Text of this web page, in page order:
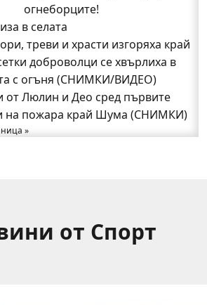
доброволци се хвърлиха в
с огъня (СНИМКИ/ВИДЕО)
в селата
прекъсвания на тока утре в части
от община Годеч
Яна и Станимир да изберат Годеч
в чужбина? (ВИДЕО)
поколения под старата круша
огнеборците!
в селата
треви и храсти изгоряха край
доброволци се хвърлиха в
с огъня (СНИМКИ/ВИДЕО)
от Люлин и Део сред първите
на пожара край Шума (СНИМКИ)
»
от Спорт